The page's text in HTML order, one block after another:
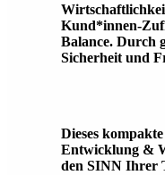
Kund*innen-
Balance. Durch
Sicherheit und
Dieses
Entwicklung &
den SINN Ihrer